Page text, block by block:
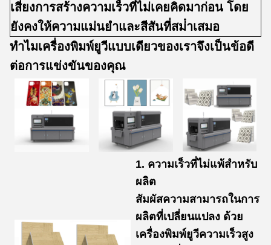
เสี่ยงการสร้างความเร็วที่ไม่เคยคิดมาก่อน โดย
ยังคงให้ความแม่นยําและสีสันที่สม่ําเสมอ
ทําไมเครื่องพิมพ์ยูวีแบบเดียวของเราจึงเป็นข้อดี
ต่อการแข่งขันของคุณ
1. ความเร็วที่ไม่แพ้สําหรับ
ผลิต
สัมผัสความสามารถในการ
ผลิตที่เปลี่ยนแปลง ด้วย
เครื่องพิมพ์ยูวีความเร็วสูง